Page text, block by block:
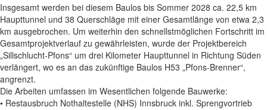
Insgesamt werden bei diesem Baulos bis Sommer 2028 ca. 22,5 km
Haupttunnel und 38 Querschläge mit einer Gesamtlänge von etwa 2,3
km ausgebrochen. Um weiterhin den schnellstmöglichen Fortschritt im
Gesamtprojektverlauf zu gewährleisten, wurde der Projektbereich
„Sillschlucht-Pfons“ um drei Kilometer Haupttunnel in Richtung Süden
verlängert, wo es an das zukünftige Baulos H53 „Pfons-Brenner“,
angrenzt.
Die Arbeiten umfassen im Wesentlichen folgende Bauwerke:
• Restausbruch Nothaltestelle (NHS) Innsbruck inkl. Sprengvortrieb